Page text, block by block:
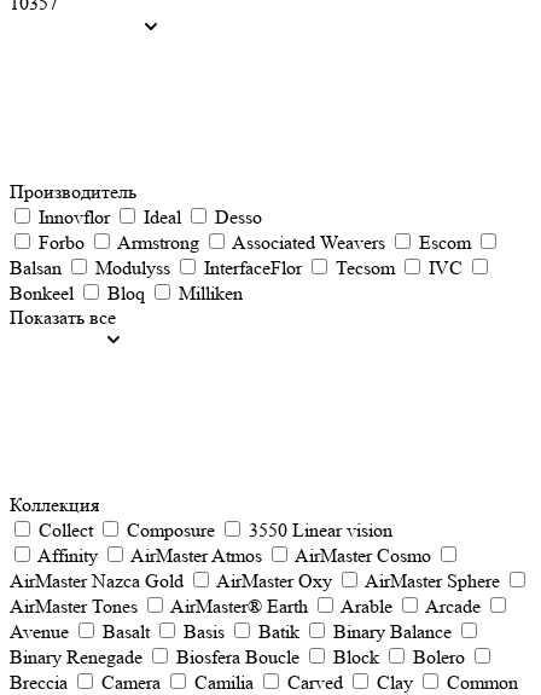
Производитель
Innovflor
Ideal
Desso
Forbo
Armstrong Associated Weavers
Escom
Balsan
Modulyss InterfaceFlor Tecsom
IVC
Bonkeel
Bloq
Milliken
Показать все
Коллекция
Collect
Composure
3550 Linear vision
Affinity
AirMaster Atmos
AirMaster Cosmo
AirMaster Nazca Gold
AirMaster Oxy
AirMaster Sphere
AirMaster Tones
AirMaster® Earth Arable
Arcade
Avenue
Basalt Basis Batik
Binary Balance
Binary Renegade
Biosfera Boucle Block
Bolero
Breccia
Camera Camilia Carved Clay
Common